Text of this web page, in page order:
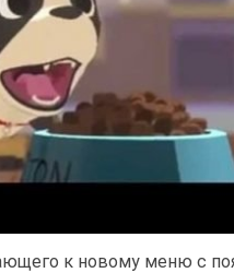
к новому меню с